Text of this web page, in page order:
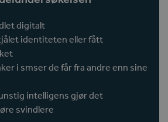
digitalt
identiteten eller fått
i smser de får fra andre enn sine
intelligens gjør det
svindlere